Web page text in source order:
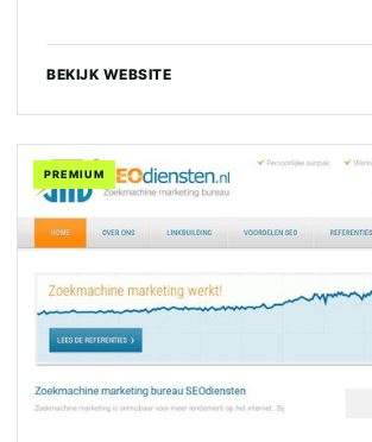
BEKIJK WEBSITE
PREMIUM